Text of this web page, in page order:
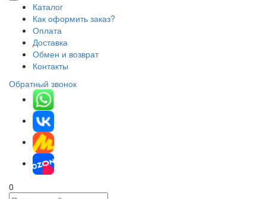
Каталог
Как оформить заказ?
Оплата
Доставка
Обмен и возврат
Контакты
Обратный звонок
0